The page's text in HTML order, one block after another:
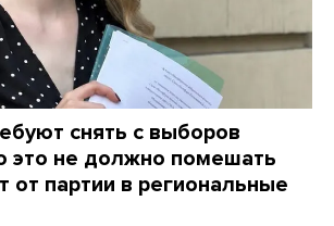
снять с выборов
это не должно помешать
от партии в региональные